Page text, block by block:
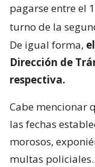
pagarse entre el
turno de la
De igual forma,
Dirección de
respectiva.
Cabe mencionar
las fechas
morosos,
multas